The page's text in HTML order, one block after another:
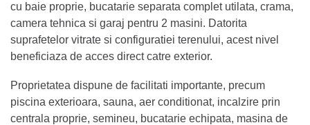
cu baie proprie, bucatarie separata complet utilata, crama,
camera tehnica si garaj pentru 2 masini. Datorita
suprafetelor vitrate si configuratiei terenului, acest nivel
beneficiaza de acces direct catre exterior.
Proprietatea dispune de facilitati importante, precum
piscina exterioara, sauna, aer conditionat, incalzire prin
centrala proprie, semineu, bucatarie echipata, masina de